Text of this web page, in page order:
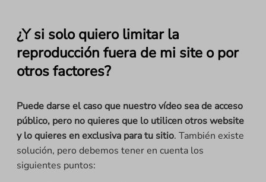
¿Y si solo quiero limitar la
reproducción fuera de mi site o por
otros factores?
Puede darse el caso que nuestro vídeo sea de acceso
público, pero no quieres que lo utilicen otros website
y lo quieres en exclusiva para tu sitio. También existe
solución, pero debemos tener en cuenta los
siguientes puntos: